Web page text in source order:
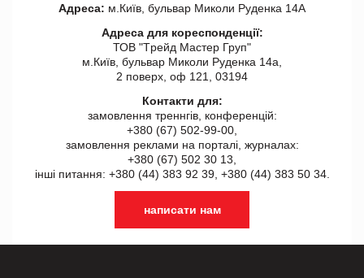
Адреса: м.Київ, бульвар Миколи Руденка 14А
Адреса для кореспонденції:
ТОВ "Tрейд Мастер Груп"
м.Київ, бульвар Миколи Руденка 14а,
2 поверх, оф 121, 03194
Контакти для:
замовлення треннгів, конференцій:
+380 (67) 502-99-00,
замовлення реклами на порталі, журналах:
+380 (67) 502 30 13,
інші питання: +380 (44) 383 92 39, +380 (44) 383 50 34.
написати нам